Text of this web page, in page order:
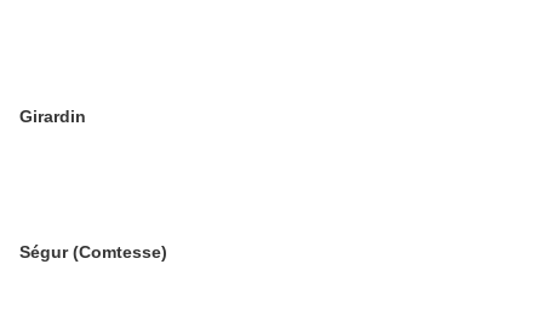
Girardin
Ségur (Comtesse)